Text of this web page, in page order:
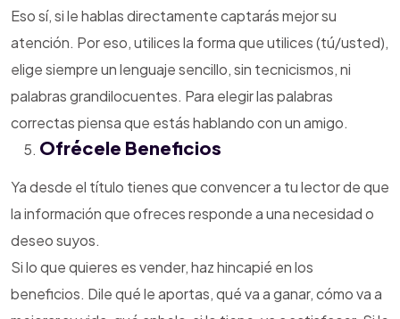
Eso sí, si le hablas directamente captarás mejor su
atención. Por eso, utilices la forma que utilices (tú/usted),
elige siempre un lenguaje sencillo, sin tecnicismos, ni
palabras grandilocuentes. Para elegir las palabras
correctas piensa que estás hablando con un amigo.
Ofrécele Beneficios
Ya desde el título tienes que convencer a tu lector de que
la información que ofreces responde a una necesidad o
deseo suyos.
Si lo que quieres es vender, haz hincapié en los
beneficios. Dile qué le aportas, qué va a ganar, cómo va a